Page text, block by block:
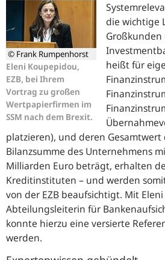
© Frank Rumpenhorst
Eleni Koupepidou,
EZB, bei Ihrem
Vortrag zu großen
Wertpapierfirmen im
SSM nach dem Brexit.
die wichtige
heißt für
platzieren), und deren
Bilanzsumme des Unternehmens
Milliarden Euro beträgt, erhalten
Kreditinstituten – und werden
von der EZB beaufsichtigt. Mit
Abteilungsleiterin für
konnte hierzu eine versierte
werden.